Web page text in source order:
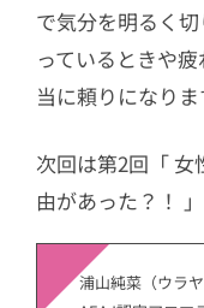
で気分を明るく
っているときや
当に頼りになりま
次回は第2回「
由があった？！
浦山純菜（ウラヤ